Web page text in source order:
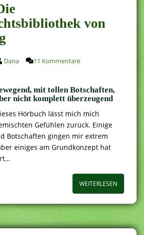
von
Dana 11 Kommentare
mit tollen Botschaften,
nicht komplett überzeugend
Hörbuch lässt mich mich
Gefühlen zurück. Einige
Botschaften gingen mir extrem
einiges am Grundkonzept hat
WEITERLESEN